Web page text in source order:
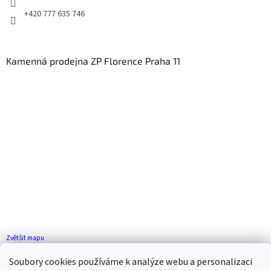
Soubory cookies používáme k analýze webu a personalizaci
+420 777 635 746
Kamenná prodejna ZP Florence Praha 11
Zvětšit mapu